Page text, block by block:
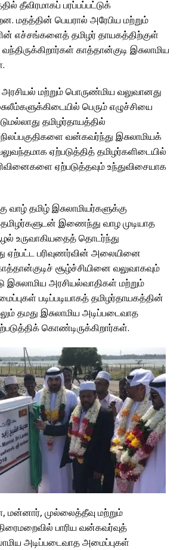
தீவிரமாகப் பரப்பப்பட்டுக்
மதத்தின் பெயரால் அரேபிய மற்றும்
எச்சங்களைத் தமிழர் தாயகத்திற்குள்
காத்தான்குடி இசுலாமிய
அரசியல் மற்றும் பொருண்மிய வலுவானது
பெரும் எழுச்சியை
தமிழர்தாயத்தில்
வன்கவர்ந்து இசுலாமியக்
வலுவந்தமாக ஏற்படுத்தித் தமிழர்களிடையில்
ஏற்படுத்தவும் உந்துவிசையாக
வாழ் தமிழ் இசுலாமியர்களுக்கு
தமிழர்களுடன் இணைந்து வாழ முடியாத
உருவாகியதைத் தொடர்ந்து
ஏற்பட்ட பரிவுணர்வின் அலையினை
சூழ்ச்சியினை வலுவாகவும்
அரசியல்வாதிகள் மற்றும்
படிப்படியாகத் தமிழர்தாயகத்தின்
தமது இசுலாமிய அடிப்படைவாத
கொண்டிருக்கிறார்கள்.
மன்னார், முல்லைத்தீவு மற்றும்
பாரிய வன்கவர்வுத்
அடிப்படைவாத அமைப்புகள்